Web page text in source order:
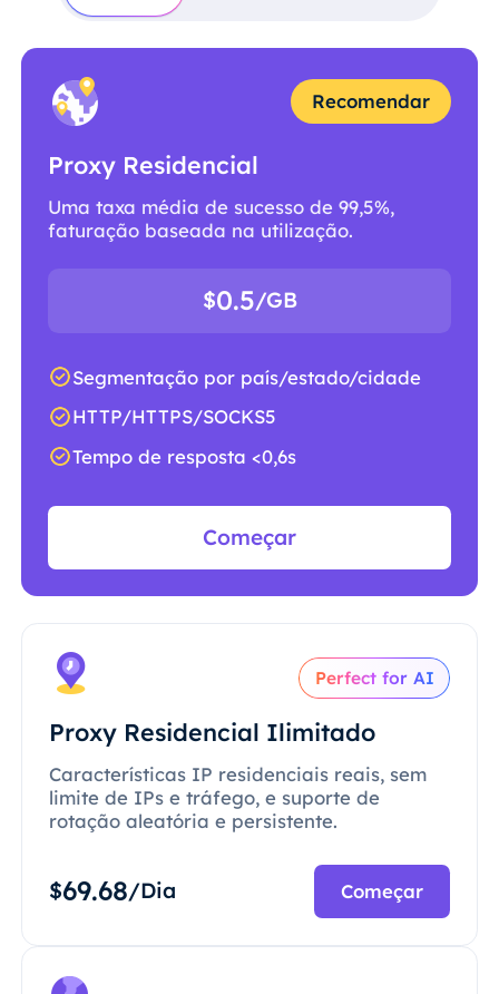
Recomendar
Proxy Residencial
Uma taxa média de sucesso de 99,5%,
faturação baseada na utilização.
$0.5/GB
Segmentação por país/estado/cidade
HTTP/HTTPS/SOCKS5
Tempo de resposta <0,6s
Começar
Perfect for AI
Proxy Residencial Ilimitado
Características IP residenciais reais, sem
limite de IPs e tráfego, e suporte de
rotação aleatória e persistente.
$69.68/Dia Começar